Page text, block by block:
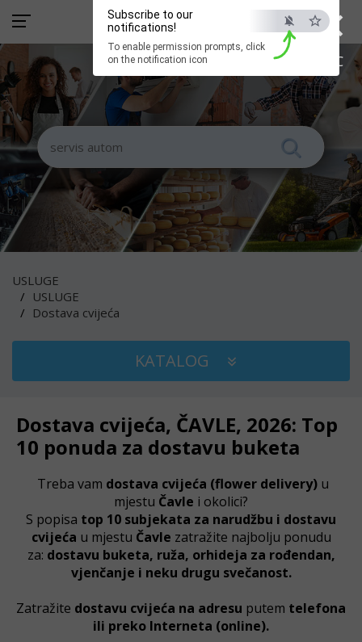
×
ESC
Subscribe to our
notifications!
To enable permission prompts, click
on the notification icon
USLUGE
USLUGE
Dostava cvijeća
KATALOG
Dostava cvijeća, ČAVLE, 2026: Top
10 ponuda za dostavu buketa
Treba vam dostava cvijeća (flower delivery)u
mjestu Čavle i okolici?
S popisa top 10 subjekata za narudžbu i dostavu
cvijeća u mjestu Čavle zatražite najbolju ponudu
za: dostavu buketa, ruža, orhideja za rođendan,
vjenčanje i neku drugu svečanost.
Zatražite dostavu cvijeća na adresu putem telefona
ili preko Interneta (online).